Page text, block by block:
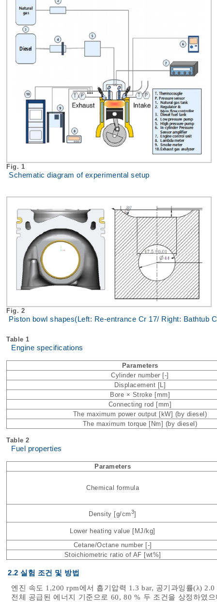
Fig. 1
Schematic diagram of experimental setup
Fig. 2
Piston bowl shapes(Left: Re-entrance Cr 17/ Right: Bathtub
Table 1
Engine specifications
Parameters
Cylinder number [-]
Displacement [L]
Bore × Stroke [mm]
Connecting rod [mm]
The maximum power output [kW] (by diesel)
The maximum torque [Nm] (by diesel)
Table 2
Fuel properties
Parameters
Chemical formula
Density [g/cm3]
Lower heating value [MJ/kg]
Cetane/Octane number [-]
Stoichiometric ratio of AF [wt%]
2.2 실험 조건 및 방법
엔진 속도 1,200 rpm에서 흡기압력 1.3 bar, 공기과잉률(λ)
전체 공급된 에너지 기준으로 60, 80 % 두 조건을 상정하였